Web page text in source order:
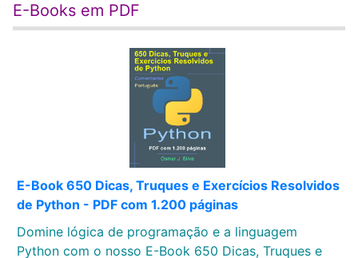
E-Books em PDF
E-Book 650 Dicas, Truques e Exercícios Resolvidos
de Python - PDF com 1.200 páginas
Domine lógica de programação e a linguagem
Python com o nosso E-Book 650 Dicas, Truques e